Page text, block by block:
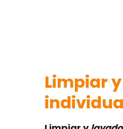
Limpiar y